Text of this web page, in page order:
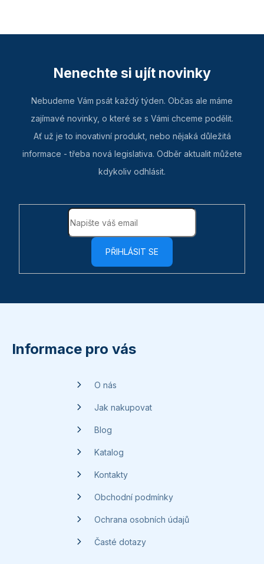
Nenechte si ujít novinky
Nebudeme Vám psát každý týden. Občas ale máme
zajímavé novinky, o které se s Vámi chceme podělit.
Ať už je to inovativní produkt, nebo nějaká důležitá
informace - třeba nová legislativa. Odběr aktualit můžete
kdykoliv odhlásit.
PŘIHLÁSIT SE
Informace pro vás
O nás
Jak nakupovat
Blog
Katalog
Kontakty
Obchodní podmínky
Ochrana osobních údajů
Časté dotazy